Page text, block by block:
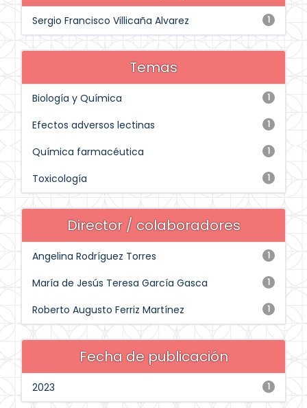
1
Sergio Francisco Villicaña Alvarez
Temas
1
Biología y Química
1
Efectos adversos lectinas
1
Química farmacéutica
1
Toxicología
Director / colaboradores
1
Angelina Rodríguez Torres
1
María de Jesús Teresa García Gasca
1
Roberto Augusto Ferriz Martínez
Fecha de publicación
1
2023